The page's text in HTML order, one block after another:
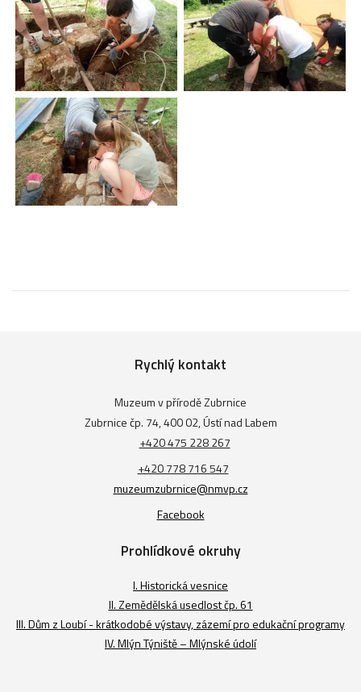
Rychlý kontakt
Muzeum v přírodě Zubrnice
Zubrnice čp. 74, 400 02, Ústí nad Labem
+420 475 228 267
+420 778 716 547
muzeumzubrnice@nmvp.cz
Facebook
Prohlídkové okruhy
I. Historická vesnice
II. Zemědělská usedlost čp. 61
III. Dům z Loubí - krátkodobé výstavy, zázemí pro edukační programy
IV. Mlýn Týniště – Mlýnské údolí